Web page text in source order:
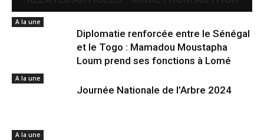
A la une
Diplomatie renforcée entre le Sénégal
et le Togo : Mamadou Moustapha
Loum prend ses fonctions à Lomé
A la une
Journée Nationale de l’Arbre 2024
A la une